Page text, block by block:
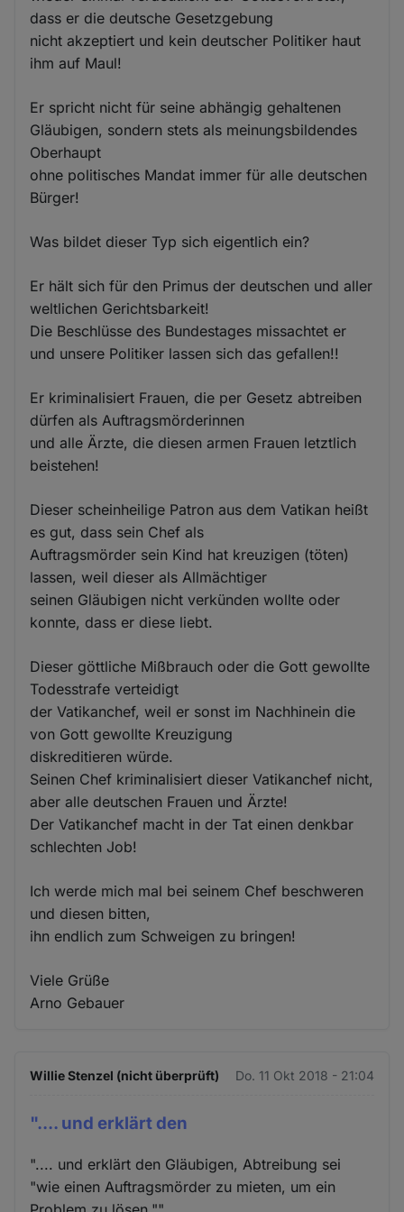
dass er die deutsche Gesetzgebung
nicht akzeptiert und kein deutscher Politiker haut
ihm auf Maul!
Er spricht nicht für seine abhängig gehaltenen
Gläubigen, sondern stets als meinungsbildendes
Oberhaupt
ohne politisches Mandat immer für alle deutschen
Bürger!
Was bildet dieser Typ sich eigentlich ein?
Er hält sich für den Primus der deutschen und aller
weltlichen Gerichtsbarkeit!
Die Beschlüsse des Bundestages missachtet er
und unsere Politiker lassen sich das gefallen!!
Er kriminalisiert Frauen, die per Gesetz abtreiben
dürfen als Auftragsmörderinnen
und alle Ärzte, die diesen armen Frauen letztlich
beistehen!
Dieser scheinheilige Patron aus dem Vatikan heißt
es gut, dass sein Chef als
Auftragsmörder sein Kind hat kreuzigen (töten)
lassen, weil dieser als Allmächtiger
seinen Gläubigen nicht verkünden wollte oder
konnte, dass er diese liebt.
Dieser göttliche Mißbrauch oder die Gott gewollte
Todesstrafe verteidigt
der Vatikanchef, weil er sonst im Nachhinein die
von Gott gewollte Kreuzigung
diskreditieren würde.
Seinen Chef kriminalisiert dieser Vatikanchef nicht,
aber alle deutschen Frauen und Ärzte!
Der Vatikanchef macht in der Tat einen denkbar
schlechten Job!
Ich werde mich mal bei seinem Chef beschweren
und diesen bitten,
ihn endlich zum Schweigen zu bringen!
Viele Grüße
Arno Gebauer
Willie Stenzel (nicht überprüft) Do. 11 Okt 2018 - 21:04
".... und erklärt den
".... und erklärt den Gläubigen, Abtreibung sei
"wie einen Auftragsmörder zu mieten, um ein